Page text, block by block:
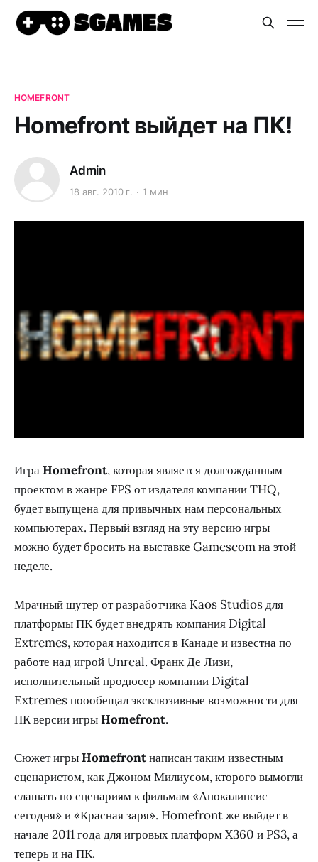
HOMEFRONT
Homefront выйдет на ПК!
Admin
18 авг. 2010 г. 1 мин
ИграHomefront, которая является долгожданным
проектом в жанре FPS от издателя компании THQ,
будет выпущена для привычных нам персональных
компьютерах. Первый взгляд на эту версию игры
можно будет бросить на выставке Gamescom на этой
неделе.
Мрачный шутер от разработчика Kaos Studios для
платформы ПК будет внедрять компания Digital
Extremes, которая находится в Канаде и известна по
работе над игрой Unreal. Франк Де Лизи,
исполнительный продюсер компании Digital
Extremes поообещал эксклюзивные возможности для
ПК версии игрыHomefront.
Сюжет игрыHomefrontнаписан таким известным
сценаристом, как Джоном Милиусом, кторого вымогли
слашать по сценариям к фильмам «Апокалипсис
сегодня» и «Красная заря». Homefront же выйдет в
начале 2011 года для игровых платформ X360 и PS3, а
теперь и на ПК.